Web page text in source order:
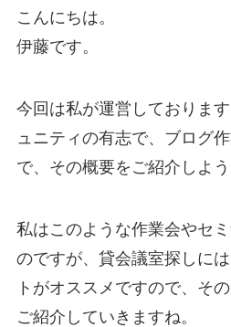
こんにちは。
伊藤です。
今回は私が運営しておりま
ュニティの有志で、ブログ
で、その概要をご紹介しよう
私はこのような作業会やセ
のですが、貸会議室探しに
トがオススメですので、そ
ご紹介していきますね。